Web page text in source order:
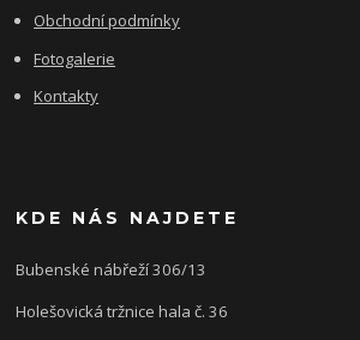
Obchodní podmínky
Fotogalerie
Kontakty
KDE NÁS NAJDETE
Bubenské nábřeží 306/13
Holešovická tržnice hala č. 36